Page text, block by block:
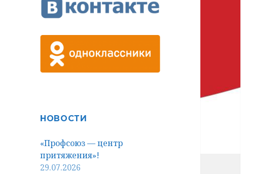
НОВОСТИ
«Профсоюз — центр
притяжения»!
29.07.2026